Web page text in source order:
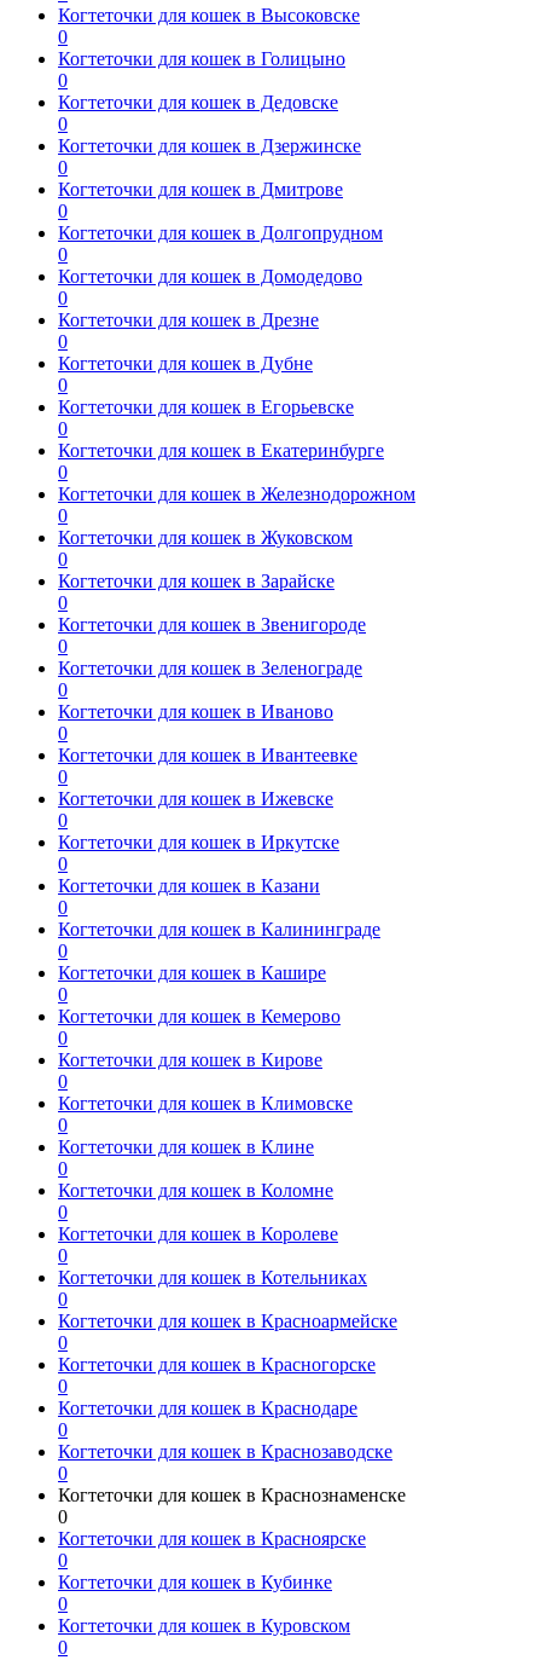
Когтеточки для кошек в Высоковске
0
Когтеточки для кошек в Голицыно
0
Когтеточки для кошек в Дедовске
0
Когтеточки для кошек в Дзержинске
0
Когтеточки для кошек в Дмитрове
0
Когтеточки для кошек в Долгопрудном
0
Когтеточки для кошек в Домодедово
0
Когтеточки для кошек в Дрезне
0
Когтеточки для кошек в Дубне
0
Когтеточки для кошек в Егорьевске
0
Когтеточки для кошек в Екатеринбурге
0
Когтеточки для кошек в Железнодорожном
0
Когтеточки для кошек в Жуковском
0
Когтеточки для кошек в Зарайске
0
Когтеточки для кошек в Звенигороде
0
Когтеточки для кошек в Зеленограде
0
Когтеточки для кошек в Иваново
0
Когтеточки для кошек в Ивантеевке
0
Когтеточки для кошек в Ижевске
0
Когтеточки для кошек в Иркутске
0
Когтеточки для кошек в Казани
0
Когтеточки для кошек в Калининграде
0
Когтеточки для кошек в Кашире
0
Когтеточки для кошек в Кемерово
0
Когтеточки для кошек в Кирове
0
Когтеточки для кошек в Климовске
0
Когтеточки для кошек в Клине
0
Когтеточки для кошек в Коломне
0
Когтеточки для кошек в Королеве
0
Когтеточки для кошек в Котельниках
0
Когтеточки для кошек в Красноармейске
0
Когтеточки для кошек в Красногорске
0
Когтеточки для кошек в Краснодаре
0
Когтеточки для кошек в Краснозаводске
0
Когтеточки для кошек в Краснознаменске
0
Когтеточки для кошек в Красноярске
0
Когтеточки для кошек в Кубинке
0
Когтеточки для кошек в Куровском
0